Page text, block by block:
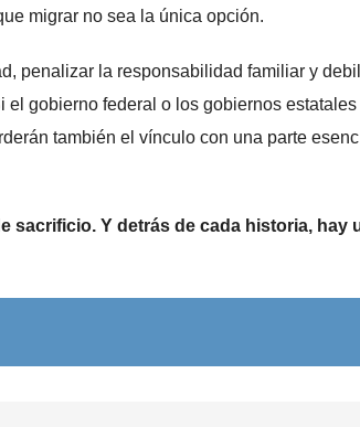
migrar no sea la única opción.
penalizar la responsabilidad familiar y
gobierno federal o los gobiernos estatales
también el vínculo con una parte
sacrificio. Y detrás de cada historia, hay